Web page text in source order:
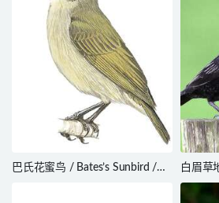
巴氏花蜜鸟 / Bates’s Sunbird /
白眉草